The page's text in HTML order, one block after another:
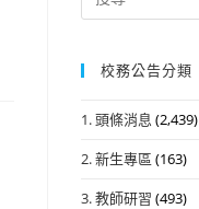
for:
校務公告分類
1. 頭條消息 (2,439)
2. 新生專區 (163)
3. 教師研習 (493)